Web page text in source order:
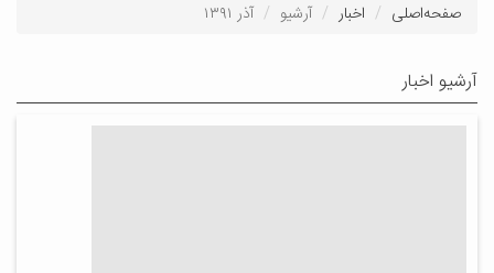
صفحه‌اصلی اخبار آرشیو آذر ۱۳۹۱
آرشیو اخبار